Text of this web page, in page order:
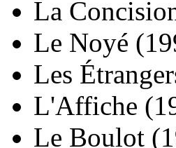
La
Le Noyé
Les
L'Affiche
Le Boulot